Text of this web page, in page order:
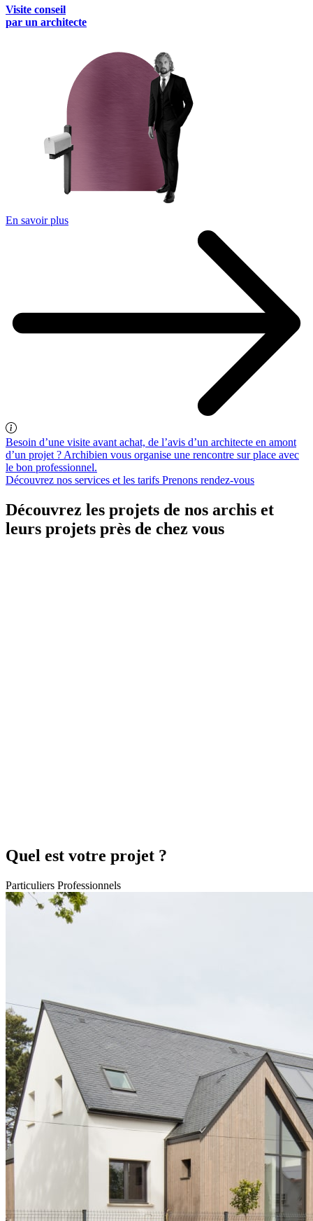
Visite conseil
par un architecte
En savoir plus
Besoin d’une visite avant achat, de l’avis d’un architecte en amont
d’un projet ? Archibien vous organise une rencontre sur place avec
le bon professionnel.
Découvrez nos services et les tarifs Prenons rendez-vous
Découvrez les projets de nos archis et
leurs projets près de chez vous
Quel est votre projet ?
Particuliers Professionnels